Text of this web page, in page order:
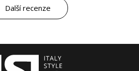
Další recenze